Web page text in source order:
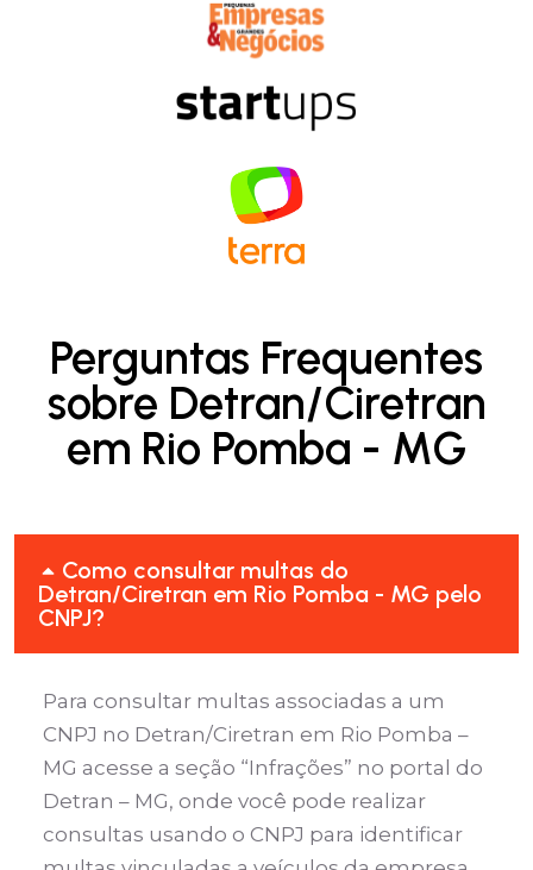
Perguntas Frequentes
sobre Detran/Ciretran
em Rio Pomba - MG
Como consultar multas do
Detran/Ciretran em Rio Pomba - MG pelo
CNPJ?
Para consultar multas associadas a um
CNPJ no Detran/Ciretran em Rio Pomba –
MG acesse a seção “Infrações” no portal do
Detran – MG, onde você pode realizar
consultas usando o CNPJ para identificar